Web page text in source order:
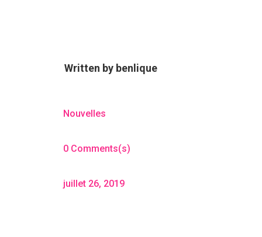
Written by benlique
Nouvelles
0 Comments(s)
juillet 26, 2019